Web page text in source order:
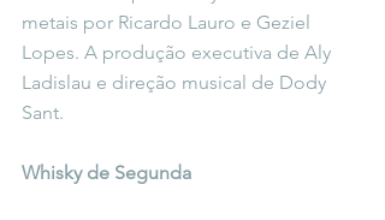
metais por Ricardo Lauro e Geziel
Lopes. A produção executiva de Aly
Ladislau e direção musical de Dody
Sant.
Whisky de Segunda